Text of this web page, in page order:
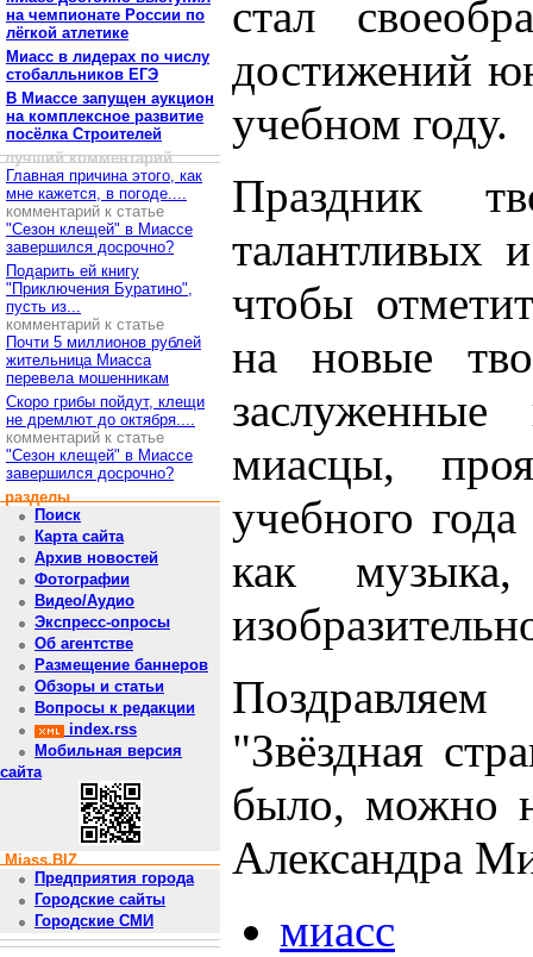
на чемпионате России по
лёгкой атлетике
Миасс в лидерах по числу
стобалльников ЕГЭ
В Миассе запущен аукцион
на комплексное развитие
посёлка Строителей
лучший комментарий
Главная причина этого, как
мне кажется, в погоде....
комментарий к статье
"Сезон клещей" в Миассе
завершился досрочно?
Подарить ей книгу
"Приключения Буратино",
пусть из...
комментарий к статье
Почти 5 миллионов рублей
жительница Миасса
перевела мошенникам
Скоро грибы пойдут, клещи
не дремлют до октября....
комментарий к статье
"Сезон клещей" в Миассе
завершился досрочно?
разделы
Поиск
Карта сайта
Архив новостей
Фотографии
Видео/Аудио
Экспресс-опросы
Об агентстве
Размещение баннеров
Обзоры и статьи
Вопросы к редакции
index.rss
Мобильная версия
сайта
Miass.BIZ
Предприятия города
Городские сайты
Городские СМИ
стал
достижений
учебном году.
Праздник
талантливых
чтобы
на новые
миасцы,
учебного
как
"Звёздная
было, можно
Александра
миасс